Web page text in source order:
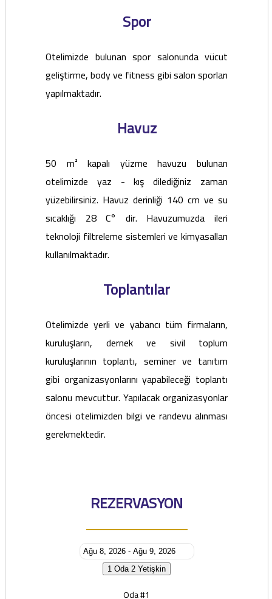
Spor
Otelimizde bulunan spor salonunda vücut
geliştirme, body ve fitness gibi salon sporları
yapılmaktadır.
Havuz
50 m² kapalı yüzme havuzu bulunan
otelimizde yaz - kış dilediğiniz zaman
yüzebilirsiniz. Havuz derinliği 140 cm ve su
sıcaklığı 28 C° dir. Havuzumuzda ileri
teknoloji filtreleme sistemleri ve kimyasalları
kullanılmaktadır.
Toplantılar
Otelimizde yerli ve yabancı tüm firmaların,
kuruluşların, dernek ve sivil toplum
kuruluşlarının toplantı, seminer ve tanıtım
gibi organizasyonlarını yapabileceği toplantı
salonu mevcuttur. Yapılacak organizasyonlar
öncesi otelimizden bilgi ve randevu alınması
gerekmektedir.
REZERVASYON
1 Oda 2 Yetişkin
Oda #1